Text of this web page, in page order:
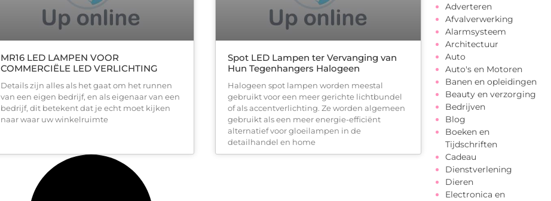
MR16 LED LAMPEN VOOR
COMMERCIËLE LED VERLICHTING
Details zijn alles als het gaat om het runnen
van een eigen bedrijf, en als eigenaar van een
bedrijf, dit betekent dat je echt moet kijken
naar waar uw winkelruimte
Spot LED Lampen ter Vervanging van
Hun Tegenhangers Halogeen
Halogeen spot lampen worden meestal
gebruikt voor een meer gerichte lichtbundel
of als accentverlichting. Ze worden algemeen
gebruikt als een meer energie-efficiënt
alternatief voor gloeilampen in de
detailhandel en home
Adverteren
Afvalverwerking
Alarmsysteem
Architectuur
Auto
Auto's en Motoren
Banen en opleidingen
Beauty en verzorging
Bedrijven
Blog
Boeken en
Tijdschriften
Cadeau
Dienstverlening
Dieren
Electronica en